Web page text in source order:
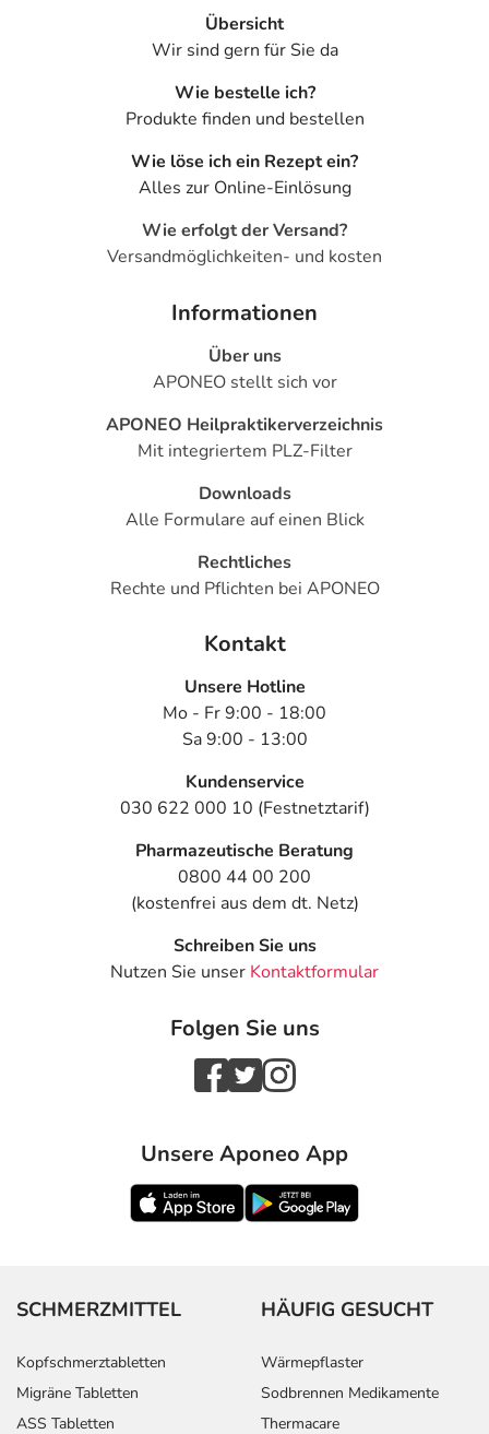
Übersicht
Wir sind gern für Sie da
Wie bestelle ich?
Produkte finden und bestellen
Wie löse ich ein Rezept ein?
Alles zur Online-Einlösung
Wie erfolgt der Versand?
Versandmöglichkeiten- und kosten
Informationen
Über uns
APONEO stellt sich vor
APONEO Heilpraktikerverzeichnis
Mit integriertem PLZ-Filter
Downloads
Alle Formulare auf einen Blick
Rechtliches
Rechte und Pflichten bei APONEO
Kontakt
Unsere Hotline
Mo - Fr 9:00 - 18:00
Sa 9:00 - 13:00
Kundenservice
030 622 000 10 (Festnetztarif)
Pharmazeutische Beratung
0800 44 00 200
(kostenfrei aus dem dt. Netz)
Schreiben Sie uns
Nutzen Sie unser Kontaktformular
Folgen Sie uns
Unsere Aponeo App
SCHMERZMITTEL
Kopfschmerztabletten
Migräne Tabletten
ASS Tabletten
HÄUFIG GESUCHT
Wärmepflaster
Sodbrennen Medikamente
Thermacare